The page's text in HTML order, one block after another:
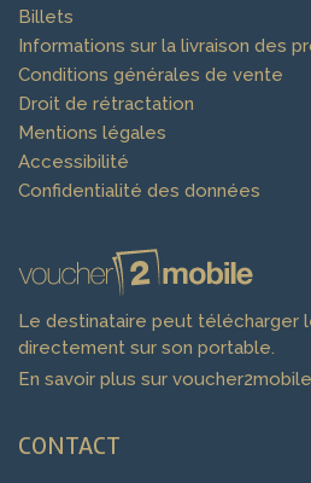
Billets
Informations sur la livraison des
Conditions générales de vente
Droit de rétractation
Mentions légales
Accessibilité
Confidentialité des données
Le destinataire peut télécharger
directement sur son portable.
En savoir plus sur
CONTACT